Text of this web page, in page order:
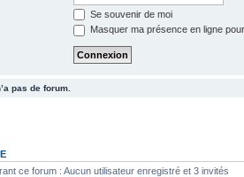
Se souvenir de moi
Masquer ma présence en ligne
pas de forum.
ce forum : Aucun utilisateur enregistré et 3 invités